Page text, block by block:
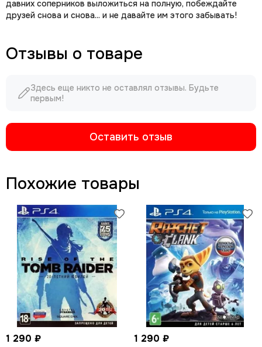
давних соперников выложиться на полную, побеждайте
друзей снова и снова... и не давайте им этого забывать!
Отзывы о товаре
Здесь еще никто не оставлял отзывы. Будьте
первым!
Оставить отзыв
Похожие товары
1 290 ₽ 1 290 ₽